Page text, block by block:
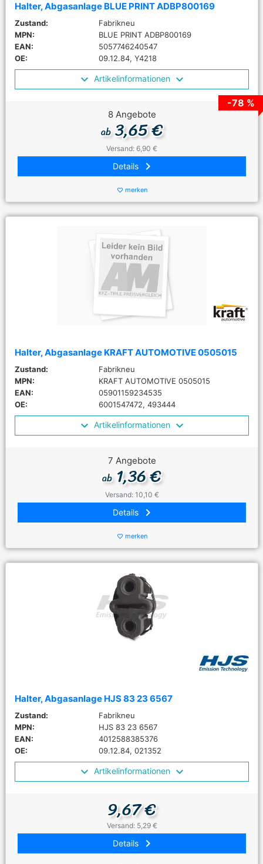
Halter, Abgasanlage BLUE PRINT ADBP800169
Zustand:
Fabrikneu
MPN:
BLUE PRINT ADBP800169
EAN:
5057746240547
OE:
09.12.84, Y4218
Artikelinformationen
-78 %
8 Angebote
ab3,65 €
Versand: 6,90 €
Details keyboard_arrow_right
favorite_border merken
Halter, Abgasanlage KRAFT AUTOMOTIVE 0505015
Zustand:
Fabrikneu
MPN:
KRAFT AUTOMOTIVE 0505015
EAN:
05901159234535
OE:
6001547472, 493444
Artikelinformationen
7 Angebote
ab1,36 €
Versand: 10,10 €
Details keyboard_arrow_right
favorite_border merken
Halter, Abgasanlage HJS 83 23 6567
Zustand:
Fabrikneu
MPN:
HJS 83 23 6567
EAN:
4012588385376
OE:
09.12.84, 021352
Artikelinformationen
9,67 €
Versand: 5,29 €
Details keyboard_arrow_right